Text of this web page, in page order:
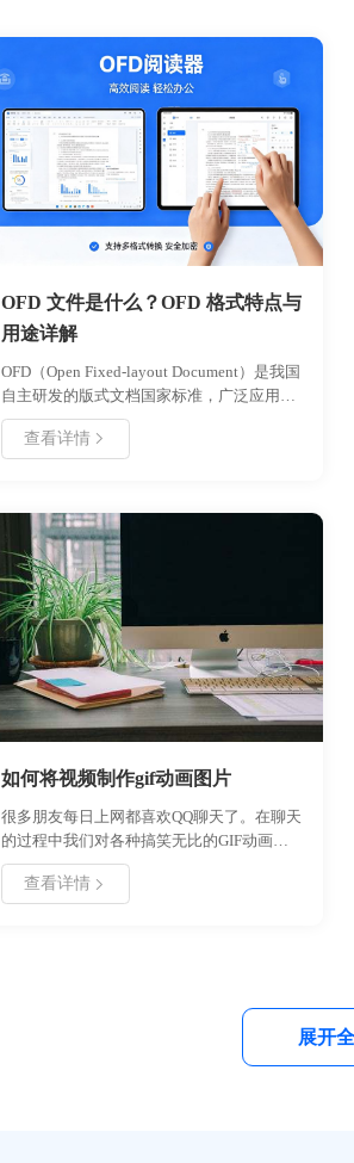
OFD 文件是什么？OFD 格式特点与
用途详解
OFD（Open Fixed-layout Document）是我国
自主研发的版式文档国家标准，广泛应用于
电子发票、政府公文及档案管理等场景。本
文详细解析 OFD 文件的定义、核心技术特
值，助力企业实现文档安全与合规化管理。
查看详情
如何将视频制作gif动画图片
很多朋友每日上网都喜欢QQ聊天了。在聊天
的过程中我们对各种搞笑无比的GIF动画最
熟悉不过，聊天中发一个搞笑的GIF图片给
朋友们特别受人欢迎，特别是那些视频画面
朋友都是难事啊，有没有简单的将视频制作
查看详情
展开